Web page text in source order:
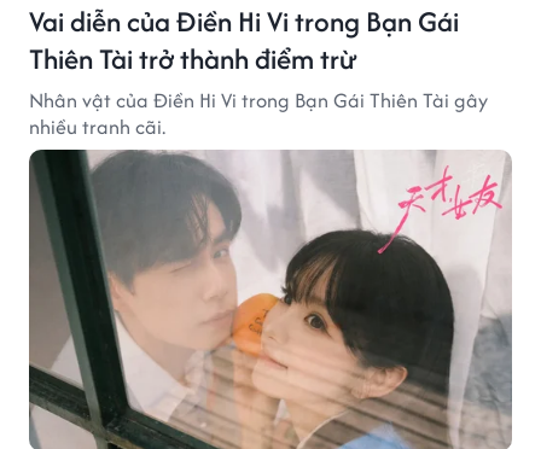
Vai diễn của Điền Hi Vi trong Bạn Gái
Thiên Tài trở thành điểm trừ
Nhân vật của Điền Hi Vi trong Bạn Gái Thiên Tài gây
nhiều tranh cãi.